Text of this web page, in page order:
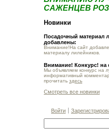
САЖЕНЦЕВ РОЗ
Новинки
Посадочный материал
добавлены:
Внимание!На сайт
материалу лилейников.
Внимание! Конкурс! на
Мы объявляем конкурс на
информативный
прочитать здесь
Смотреть все новинки
Войти